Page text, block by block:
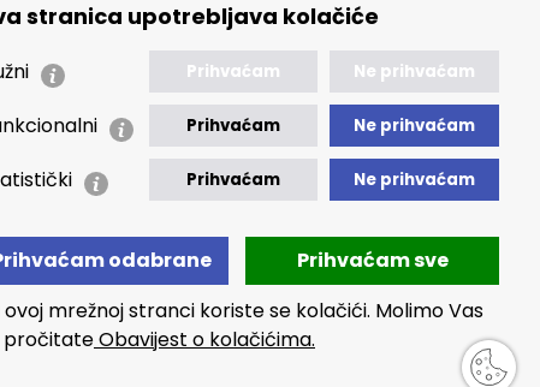
stranica upotrebljava kolačiće
Prihvaćam Ne prihvaćam
Prihvaćam Ne prihvaćam
Prihvaćam Ne prihvaćam
odabrane
Prihvaćam sve
ovoj mrežnoj stranci koriste se kolačići. Molimo Vas
pročitateObavijest o kolačićima.
🢒 Izvještaji
🢒 Izjava o pristupačnosti